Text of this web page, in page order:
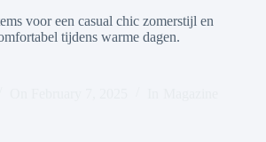
voor een casual chic zomerstijl en
tijdens warme dagen.